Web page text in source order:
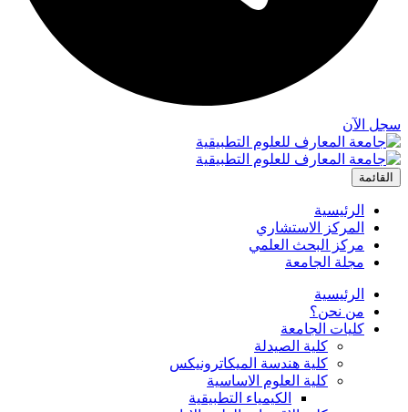
سجل الآن
القائمة
الرئيسية
المركز الاستشاري
مركز البحث العلمي
مجلة الجامعة
الرئيسية
من نحن؟
كليات الجامعة
كلية الصيدلة
كلية هندسة الميكاترونيكس
كلية العلوم الاساسية
الكيمياء التطبيقية